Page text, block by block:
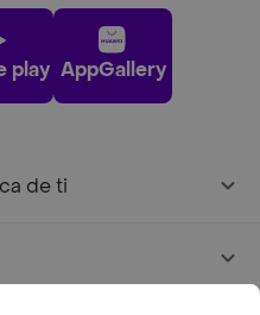
play AppGallery
de ti